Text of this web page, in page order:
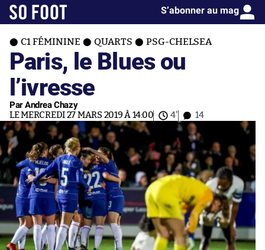
S’abonner au mag
C1 FÉMININE QUARTS PSG-CHELSEA
Paris, le Blues ou
l’ivresse
Par Andrea Chazy
LE MERCREDI 27 MARS 2019 À 14:00 4' 14